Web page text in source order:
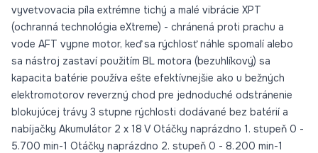
vyvetvovacia píla extrémne tichý a malé vibrácie XPT
(ochranná technológia eXtreme) - chránená proti prachu a
vode AFT vypne motor, keď sa rýchlosť náhle spomalí alebo
sa nástroj zastaví použitím BL motora (bezuhlíkový) sa
kapacita batérie používa ešte efektívnejšie ako u bežných
elektromotorov reverzný chod pre jednoduché odstránenie
blokujúcej trávy 3 stupne rýchlosti dodávané bez batérií a
nabíjačky Akumulátor 2 x 18 V Otáčky naprázdno 1. stupeň 0 -
5.700 min-1 Otáčky naprázdno 2. stupeň 0 - 8.200 min-1